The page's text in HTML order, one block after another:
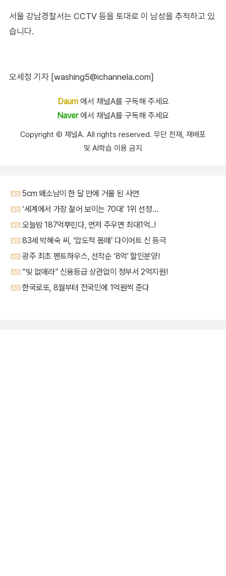
서울 강남경찰서는 CCTV 등을 토대로 이 남성을 추적하고 있
습니다.
오세정 기자 [washing5@ichannela.com]
Daum에서 채널A를 구독해 주세요
Naver에서 채널A를 구독해 주세요
Copyright Ⓒ 채널A. All rights reserved. 무단 전재, 재배포
및 AI학습 이용 금지